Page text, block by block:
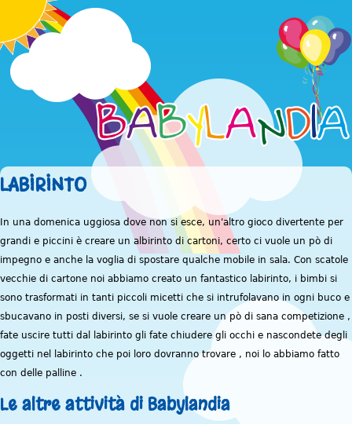
LABIRINTO
In una domenica uggiosa dove non si esce, un'altro gioco divertente per
grandi e piccini è creare un albirinto di cartoni, certo ci vuole un pò di
impegno e anche la voglia di spostare qualche mobile in sala. Con scatole
vecchie di cartone noi abbiamo creato un fantastico labirinto, i bimbi si
sono trasformati in tanti piccoli micetti che si intrufolavano in ogni buco e
sbucavano in posti diversi, se si vuole creare un pò di sana competizione ,
fate uscire tutti dal labirinto gli fate chiudere gli occhi e nascondete degli
oggetti nel labirinto che poi loro dovranno trovare , noi lo abbiamo fatto
con delle palline .
Le altre attività di Babylandia